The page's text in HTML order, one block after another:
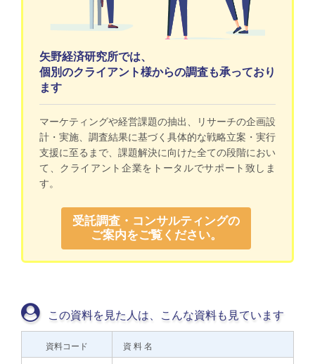
矢野経済研究所では、
個別のクライアント様からの調査も承っており
ます
マーケティングや経営課題の抽出、リサーチの企画設
計・実施、調査結果に基づく具体的な戦略立案・実行
支援に至るまで、課題解決に向けた全ての段階におい
て、クライアント企業をトータルでサポート致しま
す。
受託調査・コンサルティングの
ご案内をご覧ください。
この資料を見た人は、こんな資料も見ています
資料コード 資 料 名